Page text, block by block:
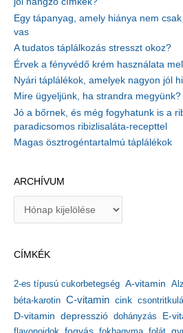
Egy tápanyag, amely hiánya nem
vas
A tudatos táplálkozás stresszt okoz?
Érvek a fényvédő krém használata
Nyári táplálékok, amelyek nagyon jól
Mire ügyeljünk, ha strandra megyünk?
Jó a bőrnek, és még fogyhatunk is a
paradicsomos ribizlisaláta-recepttel
Magas ösztrogéntartalmú táplálékok
ARCHÍVUM
í
u
m
CÍMKÉK
2-es típusú cukorbetegség A-vitamin
béta-karotin C-vitamin cink
D-vitamin depresszió dohányzás E-